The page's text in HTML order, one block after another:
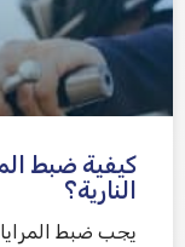
كيفية ضبط
النارية؟
يجب ضبط